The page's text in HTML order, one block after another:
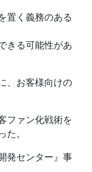
置く義務のある
きる可能性があ
、お客様向けの
ファン化戦術を
。
発センター』事